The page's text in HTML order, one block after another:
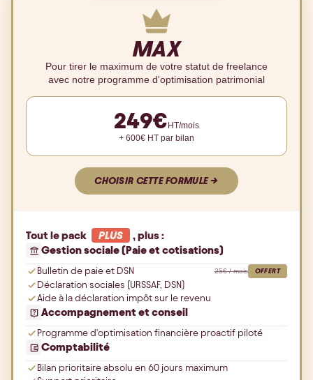
MAX
Pour tirer le maximum de votre statut de freelance
avec notre programme d'optimisation patrimonial
249€HT/mois
+ 600€ HT par bilan
CHOISIR CETTE FORMULE →
Tout le pack PLUS
, plus :
Gestion sociale (Paie et cotisations)
Bulletin de paie et DSN 25€ / mois OFFERT
Déclaration sociales (URSSAF, DSN)
Aide à la déclaration impôt sur le revenu
Accompagnement et conseil
Programme d'optimisation financière proactif piloté
Comptabilité
Bilan prioritaire absolu en 60 jours maximum